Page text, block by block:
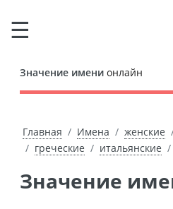
Значение имени онлайн
Главная Имена женские
греческие
итальянские
Значение